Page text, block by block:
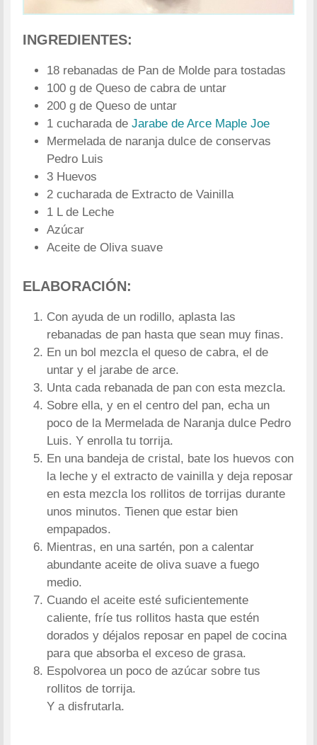
INGREDIENTES:
18 rebanadas de Pan de Molde para tostadas
100 g de Queso de cabra de untar
200 g de Queso de untar
1 cucharada deJarabe de Arce Maple Joe
Mermelada de naranja dulce de conservas
Pedro Luis
3 Huevos
2 cucharada de Extracto de Vainilla
1 L de Leche
Azúcar
Aceite de Oliva suave
ELABORACIÓN:
Con ayuda de un rodillo, aplasta las
rebanadas de pan hasta que sean muy finas.
En un bol mezcla el queso de cabra, el de
untar y el jarabe de arce.
Unta cada rebanada de pan con esta mezcla.
Sobre ella, y en el centro del pan, echa un
poco de la Mermelada de Naranja dulce Pedro
Luis. Y enrolla tu torrija.
En una bandeja de cristal, bate los huevos con
la leche y el extracto de vainilla y deja reposar
en esta mezcla los rollitos de torrijas durante
unos minutos. Tienen que estar bien
empapados.
Mientras, en una sartén, pon a calentar
abundante aceite de oliva suave a fuego
medio.
Cuando el aceite esté suficientemente
caliente, fríe tus rollitos hasta que estén
dorados y déjalos reposar en papel de cocina
para que absorba el exceso de grasa.
Espolvorea un poco de azúcar sobre tus
rollitos de torrija.
Y a disfrutarla.